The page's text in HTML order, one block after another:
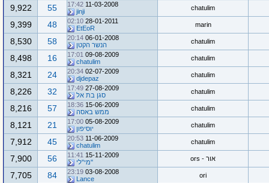
chatulim
11-03-2008
17:42
jinji
55
9,922
marin
28-01-2011
02:10
EtEoR
48
9,399
chatulim
06-01-2008
20:14
הנשר הקטן
58
8,530
chatulim
09-08-2009
17:01
chatulim
16
8,498
chatulim
02-07-2009
20:34
djdepaz
24
8,321
chatulim
27-08-2009
17:49
סגן בת אל
32
8,226
chatulim
15-06-2009
18:36
ממש באסה
57
8,216
chatulim
05-08-2009
17:00
יוסיפון
21
8,121
chatulim
11-06-2009
20:53
chatulim
45
7,912
אור - ors 15-11-2009
11:41
"מי"לי
56
7,900
ori
03-08-2008
23:19
Lance
84
7,705